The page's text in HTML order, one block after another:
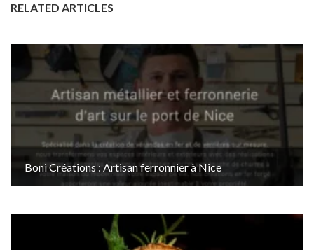
RELATED ARTICLES
Boni Créations : Artisan ferronnier à Nice